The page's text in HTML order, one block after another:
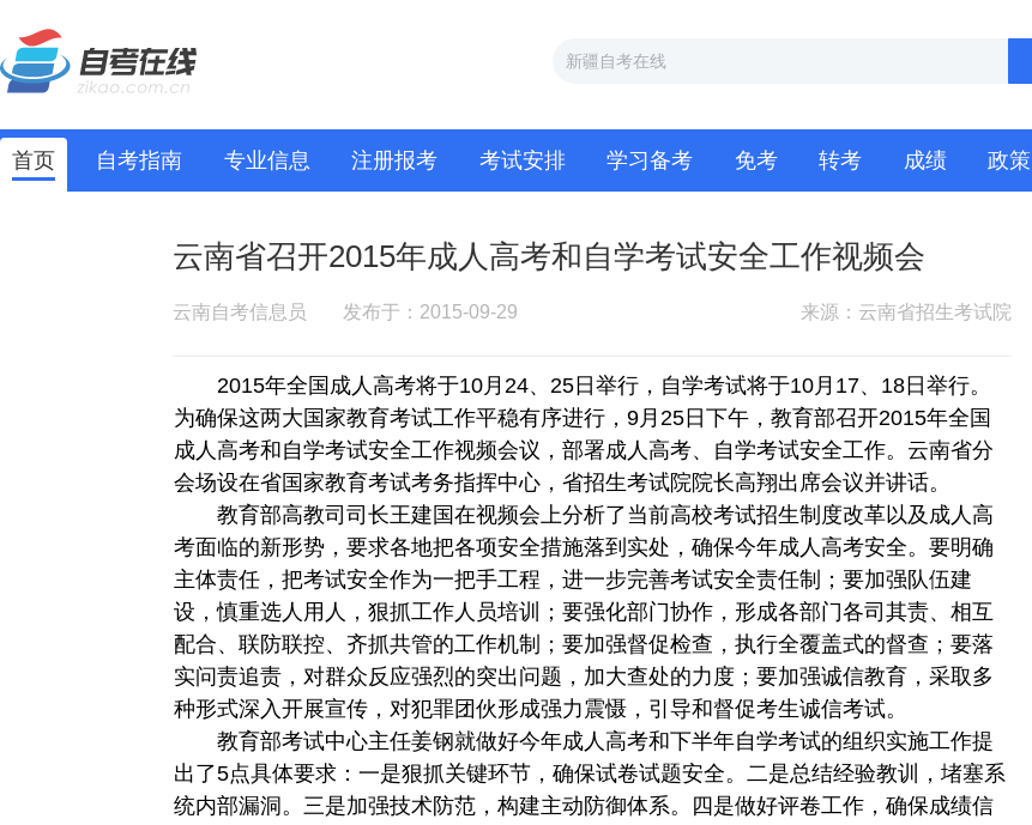
首页 自考指南 专业信息 注册报考 考试安排 学习备考 免考 转考 成绩 政策
云南省召开2015年成人高考和自学考试安全工作视频会
云南自考信息员 发布于：2015-09-29 来源：云南省招生考试院
2015年全国成人高考将于10月24、25日举行，自学考试将于10月17、18日举行。
为确保这两大国家教育考试工作平稳有序进行，9月25日下午，教育部召开2015年全国
成人高考和自学考试安全工作视频会议，部署成人高考、自学考试安全工作。云南省分
会场设在省国家教育考试考务指挥中心，省招生考试院院长高翔出席会议并讲话。
教育部高教司司长王建国在视频会上分析了当前高校考试招生制度改革以及成人高
考面临的新形势，要求各地把各项安全措施落到实处，确保今年成人高考安全。要明确
主体责任，把考试安全作为一把手工程，进一步完善考试安全责任制；要加强队伍建
设，慎重选人用人，狠抓工作人员培训；要强化部门协作，形成各部门各司其责、相互
配合、联防联控、齐抓共管的工作机制；要加强督促检查，执行全覆盖式的督查；要落
实问责追责，对群众反应强烈的突出问题，加大查处的力度；要加强诚信教育，采取多
种形式深入开展宣传，对犯罪团伙形成强力震慑，引导和督促考生诚信考试。
教育部考试中心主任姜钢就做好今年成人高考和下半年自学考试的组织实施工作提
出了5点具体要求：一是狠抓关键环节，确保试卷试题安全。二是总结经验教训，堵塞系
统内部漏洞。三是加强技术防范，构建主动防御体系。四是做好评卷工作，确保成绩信